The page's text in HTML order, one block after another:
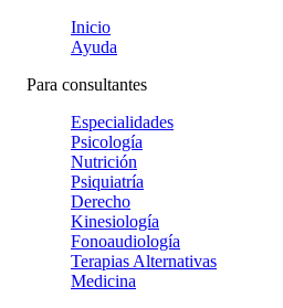
Inicio
Ayuda
Para consultantes
Especialidades
Psicología
Nutrición
Psiquiatría
Derecho
Kinesiología
Fonoaudiología
Terapias Alternativas
Medicina